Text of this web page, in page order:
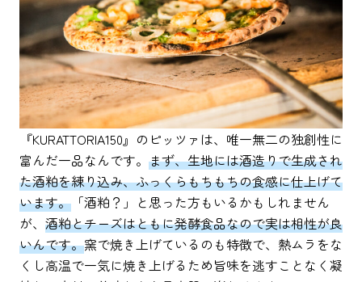
『KURATTORIA150』のピッツァは、唯一無二の独創性に
富んだ一品なんです。 まず、生地には酒造りで生成され
た酒粕を練り込み、ふっくらもちもちの食感に仕上げて
います。 「酒粕？」と思った方もいるかもしれません
が、 酒粕とチーズはともに発酵食品なので実は相性が良
いんです。窯で焼き上げているのも特徴で、熱ムラをな
くし高温で一気に焼き上げるため旨味を逃すことなく凝